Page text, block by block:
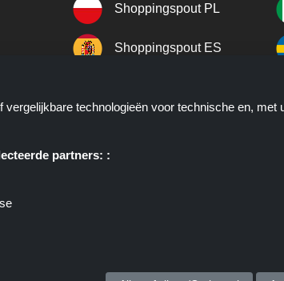
Shoppingspout PL
Shoppingspout ES
die u deals, kortingen en kortingscodes biedt;
auteursrechten © 2026 ShoppingSpout.
technologieën voor technische en,
partners: :